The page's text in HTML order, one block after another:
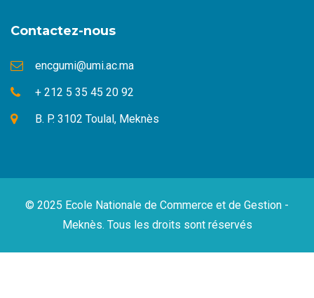
Contactez-nous
encgumi@umi.ac.ma
+ 212 5 35 45 20 92
B. P. 3102 Toulal, Meknès
© 2025 Ecole Nationale de Commerce et de Gestion -
Meknès. Tous les droits sont réservés